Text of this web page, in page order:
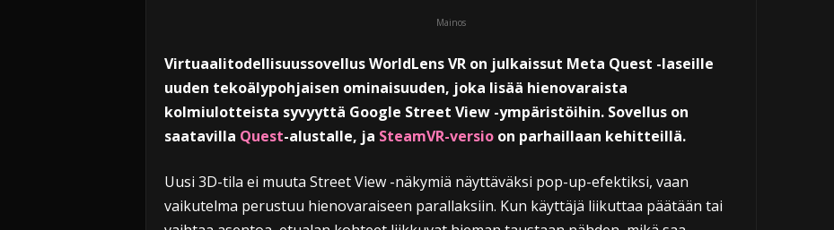
Mainos
Virtuaalitodellisuussovellus WorldLens VR on julkaissut Meta Quest -laseille
uuden tekoälypohjaisen ominaisuuden, joka lisää hienovaraista
kolmiulotteista syvyyttä Google Street View -ympäristöihin. Sovellus on
saatavilla Quest-alustalle, ja SteamVR-versioon parhaillaan kehitteillä.
Uusi 3D-tila ei muuta Street View -näkymiä näyttäväksi pop-up-efektiksi, vaan
vaikutelma perustuu hienovaraiseen parallaksiin. Kun käyttäjä liikuttaa päätään tai